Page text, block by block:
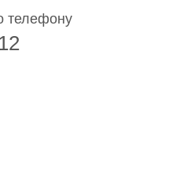
телефону